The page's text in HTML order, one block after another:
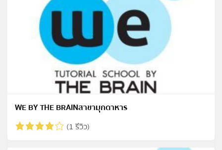
WE BY THE BRAINสาขามุกดาหาร
(1 รีวิว)